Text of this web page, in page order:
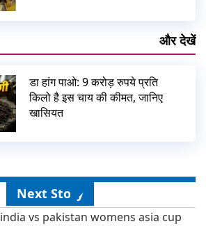
और देखें
डा हांग पाओ: 9 करोड़ रुपये प्रति
किलो है इस चाय की कीमत, जानिए
खासियत
Next Story
india vs pakistan womens asia cup